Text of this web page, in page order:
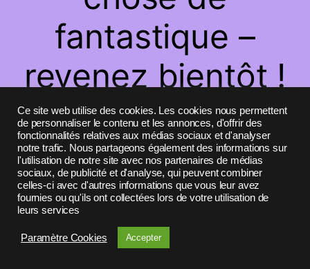
fantastique –
revenez bientôt !
Ce site web utilise des cookies. Les cookies nous permettent
de personnaliser le contenu et les annonces, d'offrir des
fonctionnalités relatives aux médias sociaux et d'analyser
notre trafic. Nous partageons également des informations sur
l'utilisation de notre site avec nos partenaires de médias
sociaux, de publicité et d'analyse, qui peuvent combiner
celles-ci avec d'autres informations que vous leur avez
fournies ou qu'ils ont collectées lors de votre utilisation de
leurs services
Paramètre Cookies Accepter